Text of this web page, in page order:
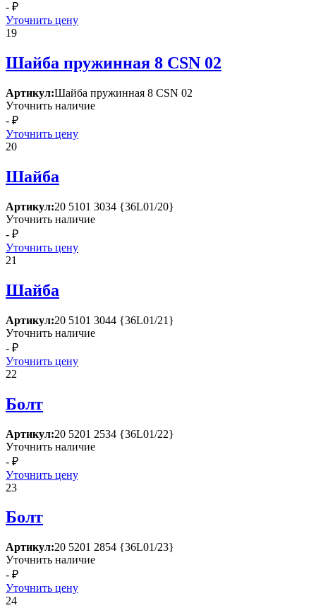
- ₽
Уточнить цену
19
Шайба пружинная 8 СSN 02
Артикул:Шайба пружинная 8 СSN 02
Уточнить наличие
- ₽
Уточнить цену
20
Шайба
Артикул:20 5101 3034 {36L01/20}
Уточнить наличие
- ₽
Уточнить цену
21
Шайба
Артикул:20 5101 3044 {36L01/21}
Уточнить наличие
- ₽
Уточнить цену
22
Болт
Артикул:20 5201 2534 {36L01/22}
Уточнить наличие
- ₽
Уточнить цену
23
Болт
Артикул:20 5201 2854 {36L01/23}
Уточнить наличие
- ₽
Уточнить цену
24